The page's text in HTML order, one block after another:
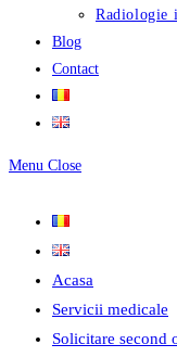
Radiologie
Blog
Contact
Menu Close
Acasa
Servicii medicale
Solicitare second